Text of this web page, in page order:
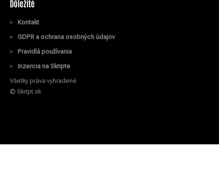
Dôležité
Kontakt
GDPR a ochrana osobných údajov
Pravidlá používania
Inzercia na Skripte
Všetky práva vyhradené
© Skript.sk